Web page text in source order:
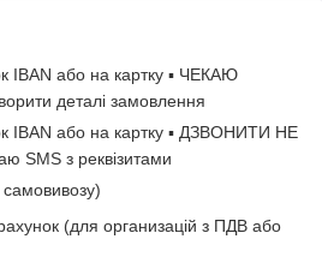
IBAN або на картку ▪ ЧЕКАЮ
деталі замовлення
IBAN або на картку ▪ ДЗВОНИТИ НЕ
SMS з реквізитами
(для организацій з ПДВ або